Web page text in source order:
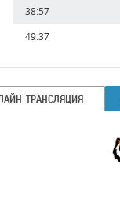
38:57
49:37
ТРАНСЛЯЦИЯ